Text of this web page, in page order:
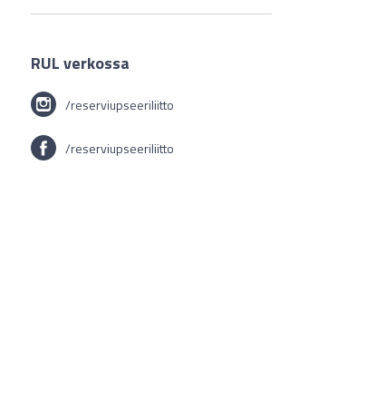
RUL verkossa
/reserviupseeriliitto
/reserviupseeriliitto